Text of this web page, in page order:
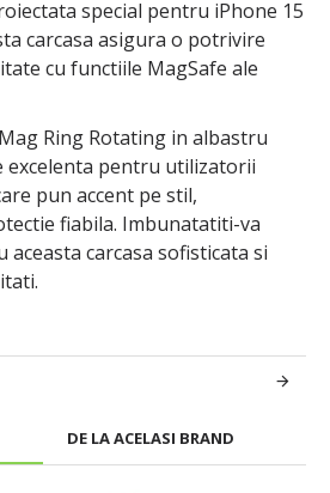
DE LA ACELASI BRAND
special pentru iPhone 15
carcasa asigura o potrivire
cu functiile MagSafe ale
Ring Rotating in albastru
excelenta pentru utilizatorii
pun accent pe stil,
fiabila. Imbunatatiti-va
aceasta carcasa sofisticata si